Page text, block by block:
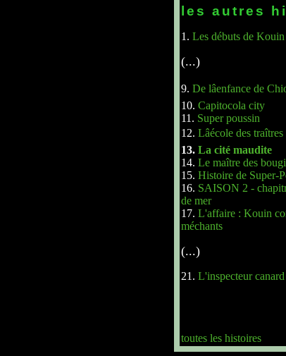
les autres
1. Les débuts de Kouin
(...)
9. De lâenfance de
10. Capitocola city
11. Super poussin
12. Lâécole des traîtres
13. La cité maudite
14. Le maître des
15. Histoire de Super-
16. SAISON 2 -
de mer
17. L'affaire : Kouin
méchants
(...)
21. L'inspecteur
toutes les histoires